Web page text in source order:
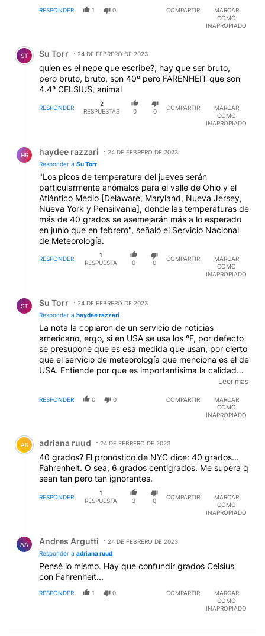
RESPONDER 1 0 COMPARTIR
MARCAR
COMO
INAPROPIADO
Comentario de Su Torr.
ST Su Torr 24 DE FEBRERO DE 2023
quien es el nepe que escribe?, hay que ser bruto,
pero bruto, bruto, son 40º pero FARENHEIT que son
4.4º CELSIUS, animal
RESPONDER
2
RESPUESTAS
0 0
COMPARTIR
MARCAR
COMO
INAPROPIADO
HR haydee razzari
24 DE FEBRERO DE 2023
Responder a Su Torr
"Los picos de temperatura del jueves serán
particularmente anómalos para el valle de Ohio y el
Atlántico Medio [Delaware, Maryland, Nueva Jersey,
Nueva York y Pensilvania], donde las temperaturas de
más de 40 grados se asemejarán más a lo esperado
en junio que en febrero", señaló el Servicio Nacional
de Meteorología.
RESPONDER
1
RESPUESTA
0 0
COMPARTIR
MARCAR
COMO
INAPROPIADO
ST Su Torr
24 DE FEBRERO DE 2023
Responder a haydee razzari
La nota la copiaron de un servicio de noticias
americano, ergo, si en USA se usa los ºF, por defecto
se presupone que es esa medida que usan, por cierto
que el servicio de meteorología que menciona es el de
USA. Entiende por que es importantisima la calidad
educativa?, no solo escribir, sumar y restar, sino que
todo nivel, esto hace que el individuo desarrolle el
"sentido comun", caso contrario.... a las pruebas me
Leer mas
RESPONDER 0 0 COMPARTIR
MARCAR
COMO
INAPROPIADO
Comentario de adriana ruud.
AR adriana ruud 24 DE FEBRERO DE 2023
40 grados? El pronóstico de NYC dice: 40 grados...
Fahrenheit. O sea, 6 grados centigrados. Me supera q
sean tan pero tan ignorantes.
RESPONDER
1
RESPUESTA
3 0
COMPARTIR
MARCAR
COMO
INAPROPIADO
AA Andres Argutti
24 DE FEBRERO DE 2023
Responder a adriana ruud
Pensé lo mismo. Hay que confundir grados Celsius
con Fahrenheit...
RESPONDER 1 0 COMPARTIR
MARCAR
COMO
INAPROPIADO